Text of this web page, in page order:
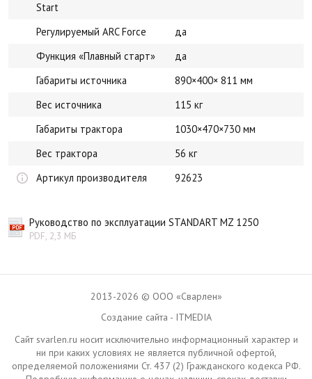
Start
Регулируемый ARC Force
да
Функция «Плавный старт»
да
Габариты источника
890×400× 811 мм
Вес источника
115 кг
Габариты трактора
1030×470×730 мм
Вес трактора
56 кг
Артикул производителя
92623
Руководство по эксплуатации STANDART MZ 1250
PDF, 2,3 МБ
2013-2026 © ООО «Сварлен»
Создание сайта - ITMEDIA
Сайт svarlen.ru носит исключительно информационный характер и
ни при каких условиях не является публичной офертой,
определяемой положениями Ст. 437 (2) Гражданского кодекса РФ.